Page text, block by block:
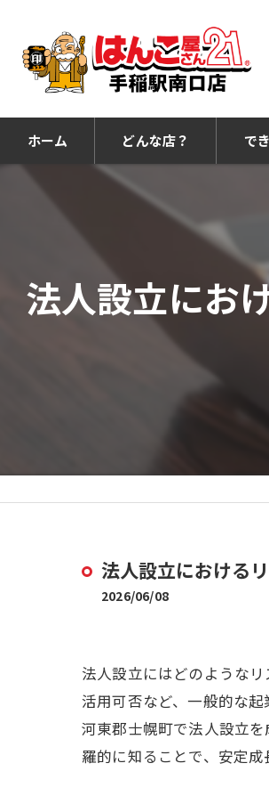
ホーム どんな店？ で
法人設立にお
法人設立における
2026/06/08
法人設立にはどのような
活用可否など、一般的な
河東郡士幌町で法人設立
羅的に知ることで、安定